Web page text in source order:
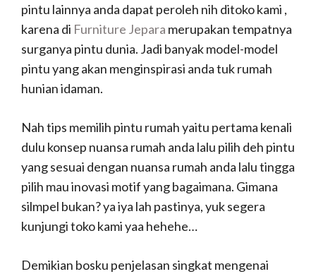
pintu lainnya anda dapat peroleh nih ditoko kami ,
karena di Furniture Jepara merupakan tempatnya
surganya pintu dunia. Jadi banyak model-model
pintu yang akan menginspirasi anda tuk rumah
hunian idaman.
Nah tips memilih pintu rumah yaitu pertama kenali
dulu konsep nuansa rumah anda lalu pilih deh pintu
yang sesuai dengan nuansa rumah anda lalu tingga
pilih mau inovasi motif yang bagaimana. Gimana
silmpel bukan? ya iya lah pastinya, yuk segera
kunjungi toko kami yaa hehehe…
Demikian bosku penjelasan singkat mengenai